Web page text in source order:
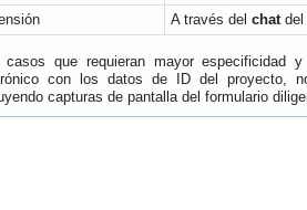
A través del chatdel
casos que requieran mayor especificidad
con los datos de ID del proyecto,
capturas de pantalla del formulario